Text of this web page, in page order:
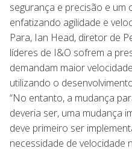
segurança e precisão e um
enfatizando agilidade e
Para, Ian Head, diretor de
líderes de I&O sofrem a
demandam maior
utilizando o
“No entanto, a mudança
deveria ser, uma mudança
deve primeiro ser
necessidade de velocidade